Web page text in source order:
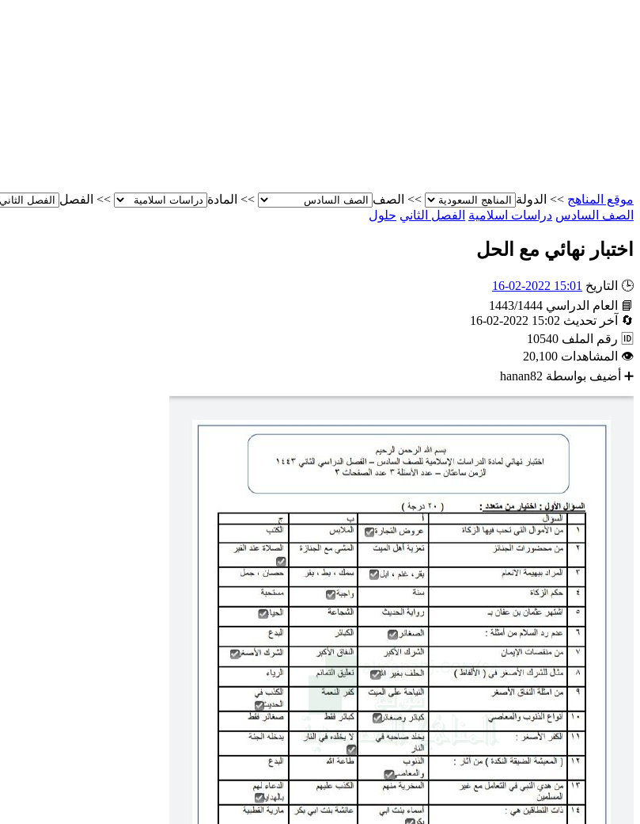
موقع المناهج >> الدولة >> الصف >> المادة >> الفصل
الصف السادس دراسات اسلامية الفصل الثاني حلول
اختبار نهائي مع الحل
🕒 التاريخ 15:01 2022-02-16
📘
العام الدراسي 1443/1444
🔄
آخر تحديث 15:02 2022-02-16
🆔 رقم الملف 10540
👁 المشاهدات 20,100
➕ أضيف بواسطة hanan82